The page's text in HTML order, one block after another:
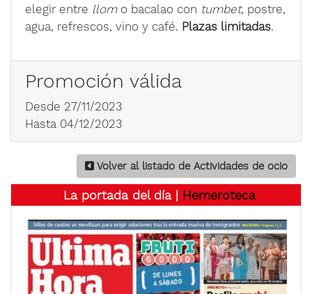
elegir entre llomo bacalao con tumbet, postre,
agua, refrescos, vino y café. Plazas limitadas.
Promoción válida
Desde 27/11/2023
Hasta 04/12/2023
Volver al listado de Actividades de ocio
La portada del día | Hemeroteca